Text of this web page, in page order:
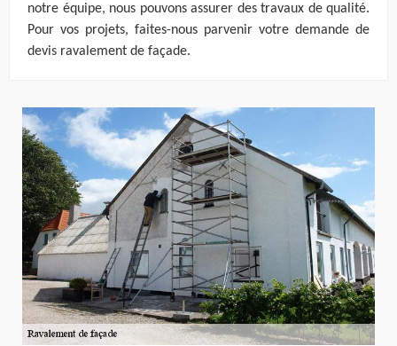
notre équipe, nous pouvons assurer des travaux de qualité.
Pour vos projets, faites-nous parvenir votre demande de
devis ravalement de façade.